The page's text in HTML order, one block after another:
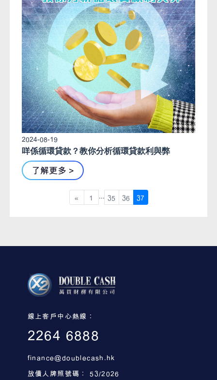
2024-08-19
咩係循環貸款？教你分析循環貸款利與弊
了解更多 >
« 1 35 36 37
線上客戶中心熱線：
2264 6888
finance@doublecash.hk
放債人牌照號碼： 53/2026